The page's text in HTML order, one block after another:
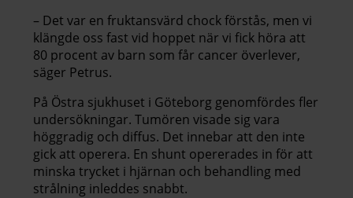
– Det var en fruktansvärd chock förstås, men vi
klängde oss fast vid hoppet när vi fick höra att
80 procent av barn som får cancer överlever,
säger Petrus.
På Östra sjukhuset i Göteborg genomfördes fler
undersökningar. Tumören visade sig vara
höggradig och diffus. Det innebar att den inte
gick att operera. En shunt opererades in för att
minska trycket i hjärnan och behandling med
strålning inleddes snabbt.